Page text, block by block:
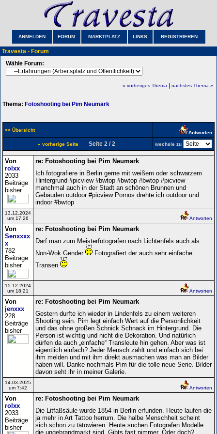
ANMELDEN FORUM MARKTPLATZ LINKS REGISTRIEREN
Travesta - Forum
Wähle Forum:
« vorheriges Thema nächstes Thema »
Thema: Fotoshooting bei Pim Neumark
<< Übersicht Antworten
« vorherige SeiteSeite 2 / 2 wechsle zu
Von
rolxx
2033
Beiträge
bisher
re: Fotoshooting bei Pim Neumark
Ich fotografiere in Berlin gerne mit weißem oder schwarzem
Hintergrund #picview #bwtop #bwtop #bwtop #picview
manchmal auch in der Stadt an schönen Brunnen und
Gebäuden outdoor #picview Pornos drehte ich outdoor und
indoor #bwtop
13.12.2024
um 17:26
Antworten
Von
Senxxxx
x
782
Beiträge
bisher
re: Fotoshooting bei Pim Neumark
Darf man zum Meisterfotografen nach Lichtenfels auch als
Non-Wok Gender
Fotografiert der auch sehr einfache
Transen
15.12.2024
um 18:21
Antworten
Von
jenxxx
228
Beiträge
bisher
re: Fotoshooting bei Pim Neumark
Gestern durfte ich wieder in Lindenfels zu einem weiteren
Shooting sein. Pim legt einfach Wert auf die Persönlichkeit
und das ohne großen Schnick Schnack im Hintergrund. Die
Person ist wichtig und nicht die Dekoration. Und natürlich
dürfen da auch „einfache“ Transleute hin gehen. Aber was ist
eigentlich einfach? Jeder Mensch zählt und einfach sich bei
ihm melden und mit ihm direkt ausmachen was man an Bilder
haben will. Danke nochmals Pim für die tolle neue Serie. Bilder
davon seht ihr in meiner Galerie.
14.03.2025
um 7:42
Antworten
Von
rolxx
2033
Beiträge
bisher
re: Fotoshooting bei Pim Neumark
Die Litfaßsäule wurde 1854 in Berlin erfunden. Heute laufen die
ja mehr in Art Tattoo herrum. Die halbe Menschheit scheint
sich schon zu tätowieren. Heute suchen Fotografen Modelle
die ungebrandmarkt sind. Gibts fast nimmer. Oder doch?